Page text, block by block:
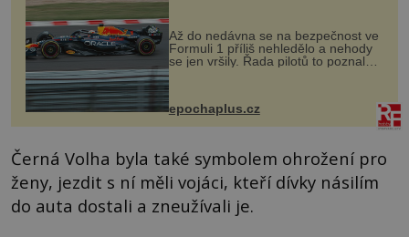
Až do nedávna se na bezpečnost ve
Formuli 1 příliš nehledělo a nehody
se jen vršily. Řada pilotů to poznala
na vlastní kůži, často s trvalými
následky nebo bohužel i ztrátou
života. Dnes nepochopiteln...
epochaplus.cz
Černá Volha byla také symbolem ohrožení pro
ženy, jezdit s ní měli vojáci, kteří dívky násilím
do auta dostali a zneužívali je.